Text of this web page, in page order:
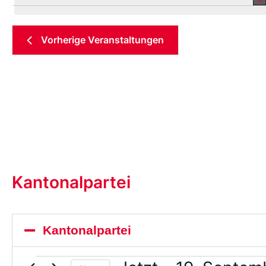
Vorherige Veranstaltungen
Kantonalpartei
Kantonalpartei